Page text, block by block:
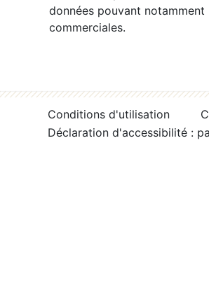
données pouvant
commerciales.
Conditions d'utilisation
Déclaration d'accessibilité :